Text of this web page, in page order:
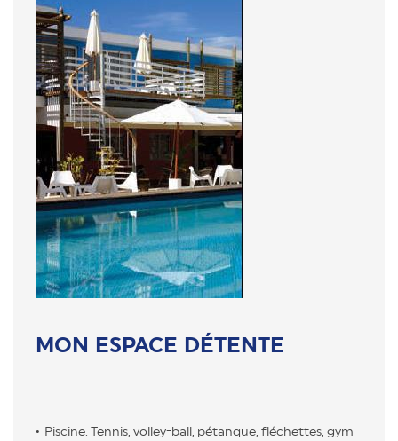
MON ESPACE DÉTENTE
Piscine. Tennis, volley-ball, pétanque, fléchettes, gym